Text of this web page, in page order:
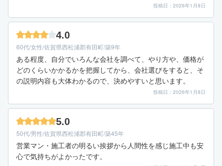
投稿日：2026年1月8日
4.0
60代/女性/佐賀県西松浦郡有田町/築9年
ある程度、自分でいろんな会社を調べて、やり方や、価格が
どのくらいかかるかを把握してから、会社選びをすると、そ
の説明内容も大体わかるので、決めやすいと思います。
投稿日：2026年1月8日
5.0
50代/男性/佐賀県西松浦郡有田町/築45年
営業マン・施工者の明るい挨拶から人間性を感じ施工中も安
心で気持ちがよかったです。